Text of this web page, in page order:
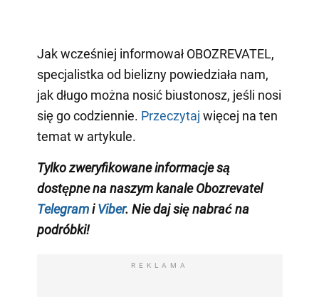
Jak wcześniej informował OBOZREVATEL,
specjalistka od bielizny powiedziała nam,
jak długo można nosić biustonosz, jeśli nosi
się go codziennie. Przeczytaj więcej na ten
temat w artykule.
Tylko zweryfikowane informacje są
dostępne na naszym kanale Obozrevatel
TelegramiViber. Nie daj się nabrać na
podróbki!
REKLAMA